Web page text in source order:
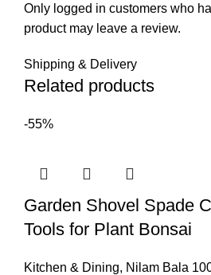
Only logged in customers who
product may leave a review.
Shipping & Delivery
Related products
-55%
Garden Shovel Spade
Tools for Plant Bonsai
Kitchen & Dining, Nilam Bala